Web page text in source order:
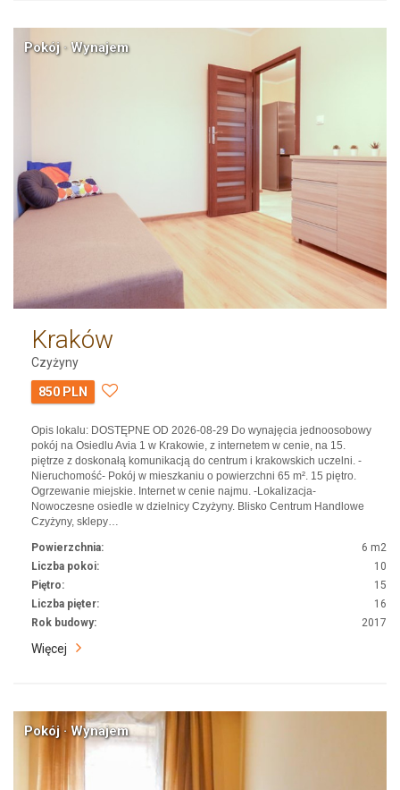
Pokój · Wynajem
Kraków
Czyżyny
850 PLN
Opis lokalu: DOSTĘPNE OD 2026-08-29 Do wynajęcia jednoosobowy
pokój na Osiedlu Avia 1 w Krakowie, z internetem w cenie, na 15.
piętrze z doskonałą komunikacją do centrum i krakowskich uczelni. -
Nieruchomość- Pokój w mieszkaniu o powierzchni 65 m². 15 piętro.
Ogrzewanie miejskie. Internet w cenie najmu. -Lokalizacja-
Nowoczesne osiedle w dzielnicy Czyżyny. Blisko Centrum Handlowe
Czyżyny, sklepy…
Powierzchnia:
6 m2
Liczba pokoi:
10
Piętro:
15
Liczba pięter:
16
Rok budowy:
2017
Więcej
Pokój · Wynajem